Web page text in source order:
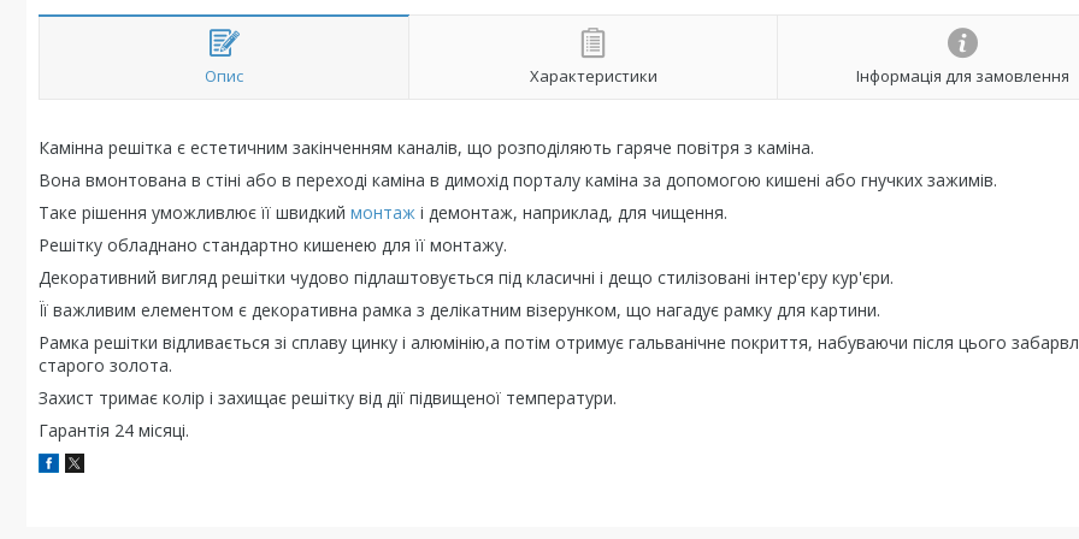
Опис Характеристики Інформація для замовлення
Камінна решітка є естетичним закінченням каналів, що розподіляють гаряче повітря з каміна.
Вона вмонтована в стіні або в переході каміна в димохід порталу каміна за допомогою кишені або гнучких зажимів.
Таке рішення уможливлює її швидкий монтаж і демонтаж, наприклад, для чищення.
Решітку обладнано стандартно кишенею для її монтажу.
Декоративний вигляд решітки чудово підлаштовується під класичні і дещо стилізовані інтер'єру кур'єри.
Її важливим елементом є декоративна рамка з делікатним візерунком, що нагадує рамку для картини.
Рамка решітки відливається зі сплаву цинку і алюмінію,а потім отримує гальванічне покриття, набуваючи після цього
старого золота.
Захист тримає колір і захищає решітку від дії підвищеної температури.
Гарантія 24 місяці.